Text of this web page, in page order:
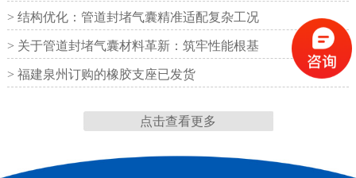
> 结构优化：管道封堵气囊精准适配复杂工况
> 关于管道封堵气囊材料革新：筑牢性能根基
> 福建泉州订购的橡胶支座已发货
点击查看更多